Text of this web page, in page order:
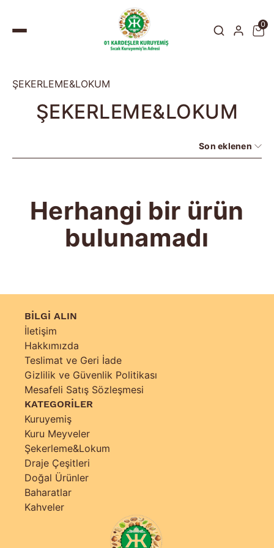
0
ŞEKERLEME&LOKUM
ŞEKERLEME&LOKUM
Son eklenen
Herhangi bir ürün
bulunamadı
BİLGİ ALIN
İletişim
Hakkımızda
Teslimat ve Geri İade
Gizlilik ve Güvenlik Politikası
Mesafeli Satış Sözleşmesi
KATEGORİLER
Kuruyemiş
Kuru Meyveler
Şekerleme&Lokum
Draje Çeşitleri
Doğal Ürünler
Baharatlar
Kahveler